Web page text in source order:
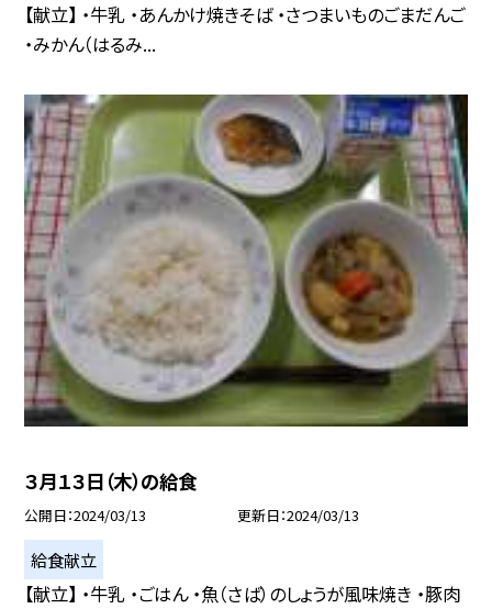
【献立】 ・牛乳 ・あんかけ焼きそば ・さつまいものごまだんご
・みかん（はるみ...
３月１３日（木）の給食
公開日 2024/03/13 更新日 2024/03/13
給食献立
【献立】 ・牛乳 ・ごはん ・魚（さば）のしょうが風味焼き ・豚肉